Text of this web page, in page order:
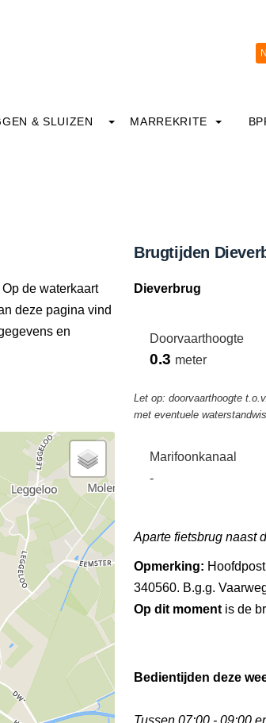
& SLUIZEN MARREKRITE
de waterkaart
deze pagina vind
en
Brugtijden
Dieverbrug
Doorvaarthoogte
0.3 meter
Let op: doorvaarthoogte
met eventuele
Marifoonkanaal
-
Aparte fietsbrug naast
Opmerking:
340560. B.g.g.
Op dit moment is de
Bedientijden deze
Tussen 07:00 - 09:00